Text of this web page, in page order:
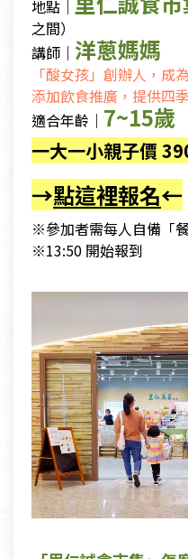
地點｜
之間）
講師｜ 洋蔥媽媽
「酸女孩」創辦人，成
添加飲食推廣，提供四
適合年齡｜ 7~15歲
一大一小親子價
→點這裡報名←
※參加者需每人自備「
※13:50 開始報到